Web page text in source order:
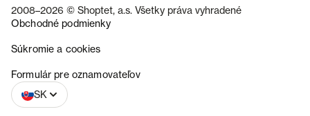
2008–2026 © Shoptet, a.s. Všetky práva vyhradené
Obchodné podmienky
Súkromie a cookies
Formulár pre oznamovateľov
SK